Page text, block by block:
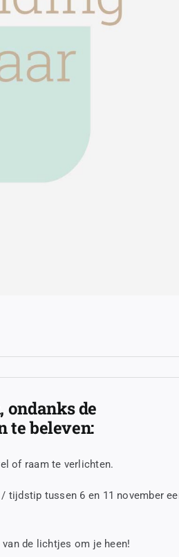
de
te beleven:
of raam te verlichten.
tijdstip tussen 6 en 11 november
de lichtjes om je heen!